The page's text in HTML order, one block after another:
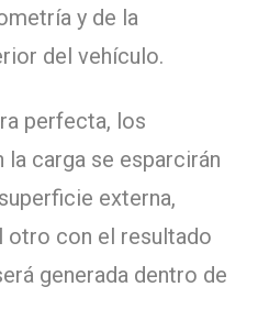
y de la
del vehículo.
perfecta, los
carga se esparcirán
externa,
otro con el resultado
generada dentro de